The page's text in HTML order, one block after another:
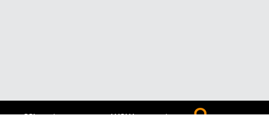
התשלום באתר WOW מאובטח בטכנולוגית SSL